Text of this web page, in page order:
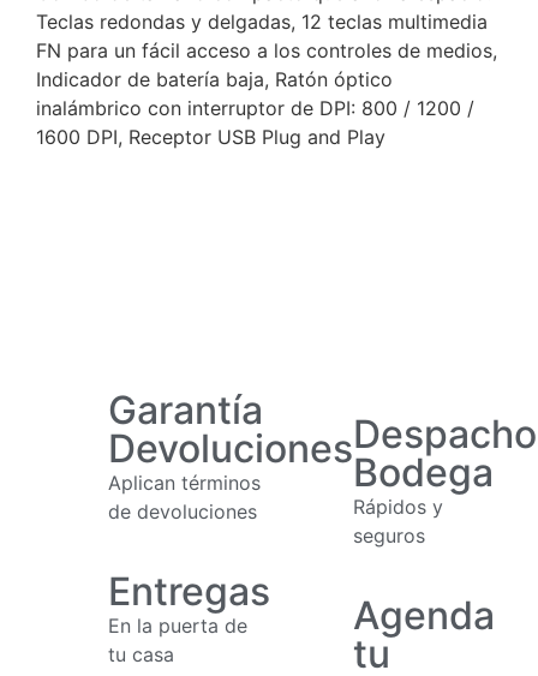
Teclas redondas y delgadas, 12 teclas multimedia
FN para un fácil acceso a los controles de medios,
Indicador de batería baja, Ratón óptico
inalámbrico con interruptor de DPI: 800 / 1200 /
1600 DPI, Receptor USB Plug and Play
Garantía
Devoluciones
Aplican términos
de devoluciones
Bodega
Rápidos y
seguros
Entregas
En la puerta de
tu casa
Agenda
tu